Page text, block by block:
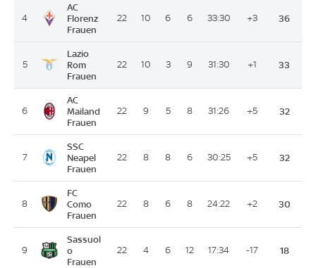
4
AC
Florenz
Frauen
22 10 6 6 33:30 +3 36
5
Lazio
Rom
Frauen
22 10 3 9 31:30 +1 33
6
AC
Mailand
Frauen
22 9 5 8 31:26 +5 32
7
SSC
Neapel
Frauen
22 8 8 6 30:25 +5 32
8
FC
Como
Frauen
22 8 6 8 24:22 +2 30
9
Sassuol
o
Frauen
22 4 6 12 17:34 -17 18